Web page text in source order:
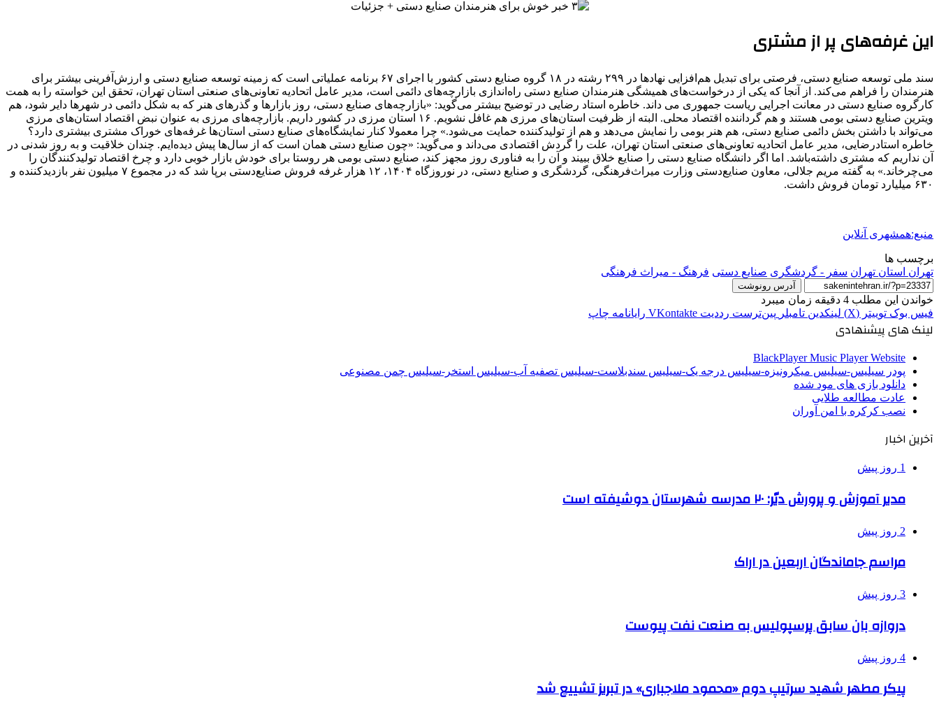
این غرفه‌های پر از مشتری
سند ملی توسعه صنایع‌ دستی، فرصتی برای تبدیل هم‌افزایی نهادها در ۲۹۹ رشته در ۱۸ گروه صنایع‌ دستی کشور با اجرای ۶۷ برنامه عملیاتی است که زمینه توسعه صنایع دستی و ارزش‌آفرینی بیشتر برای
هنرمندان را فراهم می‌کند. از آنجا که یکی از درخواست‌های همیشگی هنرمندان صنایع دستی راه‌اندازی بازارچه‌های دائمی است، مدیر عامل اتحادیه تعاونی‌های صنعتی استان تهران، تحقق این خواسته را به همت
کارگروه صنایع دستی در معانت اجرایی ریاست جمهوری می داند. خاطره استاد رضایی در توضیح بیشتر می‌گوید: «بازارچه‌های صنایع دستی، روز بازارها و گذرهای هنر که به شکل دائمی در شهرها دایر شود، هم
ویترین صنایع دستی بومی هستند و هم گرداننده اقتصاد محلی. البته از ظرفیت استان‌های مرزی هم غافل نشویم. ۱۶ استان مرزی در کشور داریم. بازارچه‌های مرزی به عنوان نبض اقتصاد استان‌های مرزی
می‌تواند با داشتن بخش دائمی صنایع دستی، هم هنر بومی را نمایش می‌دهد و هم از تولیدکننده حمایت می‌شود.» چرا معمولا کنار نمایشگاه‌های صنایع دستی استان‌ها غرفه‌های خوراک مشتری بیشتری دارد؟
خاطره استادرضایی، مدیر عامل اتحادیه تعاونی‌های صنعتی استان تهران، علت را گردش اقتصادی می‌داند و می‌گوید: «چون صنایع دستی همان است که از سال‌ها پیش دیده‌ایم. چندان خلاقیت و به روز شدنی در
آن نداریم که مشتری داشته‌باشد. اما اگر دانشگاه صنایع دستی را صنایع خلاق ببیند و آن را به فناوری روز مجهز کند، صنایع دستی بومی هر روستا برای خودش بازار خوبی دارد و چرخ اقتصاد تولیدکنندگان را
می‌چرخاند.» به گفته مریم جلالی، معاون صنایع‌دستی وزارت میراث‌فرهنگی، گردشگری و صنایع دستی، در نوروزگاه ۱۴۰۴، ۱۲ هزار غرفه فروش صنایع‌دستی برپا شد که در مجموع ۷ میلیون نفر بازدیدکننده و
۶۳۰ میلیارد تومان فروش داشت.
منبع:همشهری آنلاین
برچسب ها
تهران استان تهران سفر - گردشگری صنایع دستی فرهنگ - میراث فرهنگی
آدرس رونوشت
خواندن این مطلب 4 دقیقه زمان میبرد
فیس بوک توییتر (X) لینکدین ‫تامبلر ‫پین‌ترست ‫رددیت ‫VKontakte رایانامه چاپ
لینک های پیشنهادی
BlackPlayer Music Player Website
پودر سیلیس-سیلیس میکرونیزه-سیلیس درجه یک-سیلیس سندبلاست-سیلیس تصفیه آب-سیلیس استخر-سیلیس چمن مصنوعی
دانلود بازی های مود شده
عادت مطالعه طلایی
نصب کرکره با امن آوران
آخرین اخبار
1 روز پیش
مدیر آموزش و پرورش دیّر: ۲۰ مدرسه شهرستان دوشیفته است
2 روز پیش
مراسم جاماندگان اربعین در اراک
3 روز پیش
دروازه بان سابق پرسپولیس به صنعت نفت پیوست
4 روز پیش
پیکر مطهر شهید سرتیپ دوم «محمود ملاجباری» در تبریز تشییع شد